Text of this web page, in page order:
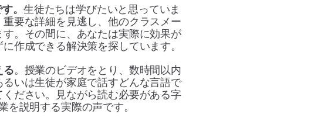
。 生徒たちは学びたいと思っていま
要な詳細を見逃し、他のクラスメー
。その間に、あなたは実際に効果が
作成できる解決策を探しています。
る。授業のビデオをとり、数時間以内
いは生徒が家庭で話すどんな言語で
ださい。見ながら読む必要がある字
を説明する実際の声です。